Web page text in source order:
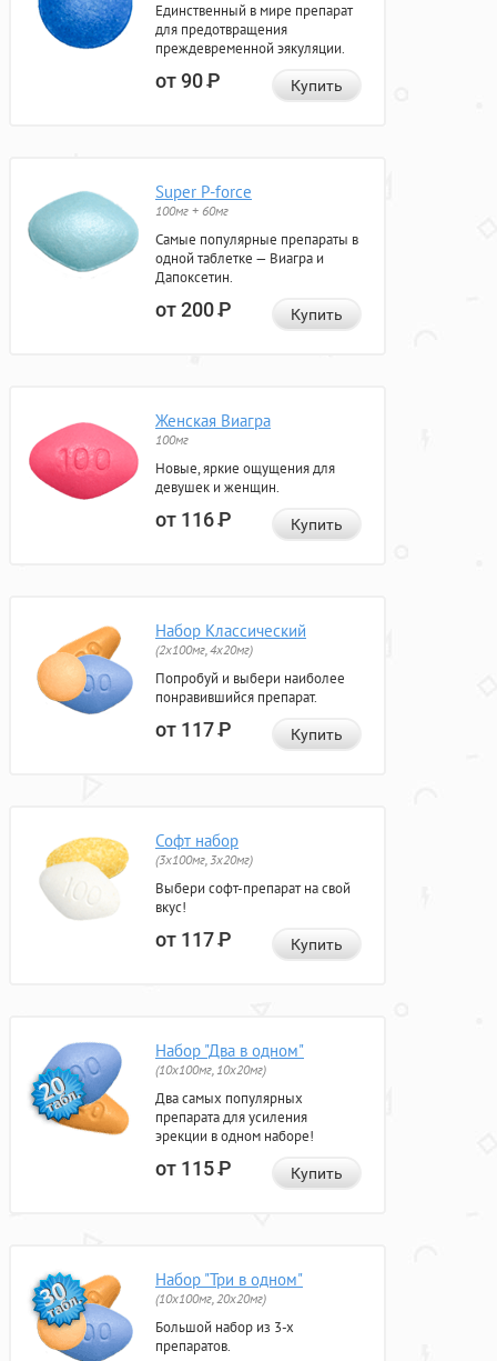
Единственный в мире препарат
для предотвращения
преждевременной эякуляции.
от 90Р Купить
Super P-force
100мг + 60мг
Самые популярные препараты в
одной таблетке — Виагра и
Дапоксетин.
от 200Р Купить
Женская Виагра
100мг
Новые, яркие ощущения для
девушек и женщин.
от 116Р Купить
Набор Классический
(2x100мг, 4x20мг)
Попробуй и выбери наиболее
понравившийся препарат.
от 117Р Купить
Софт набор
(3x100мг, 3x20мг)
Выбери софт-препарат на свой
вкус!
от 117Р Купить
Набор "Два в одном"
(10x100мг, 10x20мг)
Два самых популярных
препарата для усиления
эрекции в одном наборе!
от 115Р Купить
Набор "Три в одном"
(10x100мг, 20x20мг)
Большой набор из 3-х
препаратов.